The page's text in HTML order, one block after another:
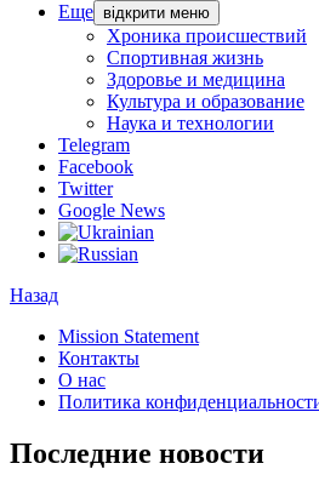
Еще відкрити меню
Хроника происшествий
Спортивная жизнь
Здоровье и медицина
Культура и образование
Наука и технологии
Telegram
Facebook
Twitter
Google News
Назад
Mission Statement
Контакты
О нас
Политика
Последние новости